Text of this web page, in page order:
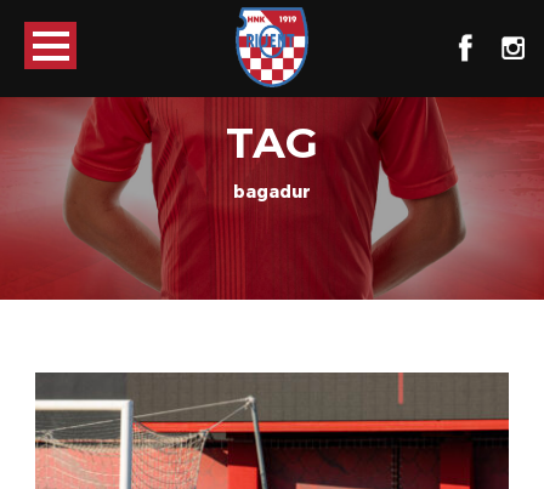
TAG
bagadur